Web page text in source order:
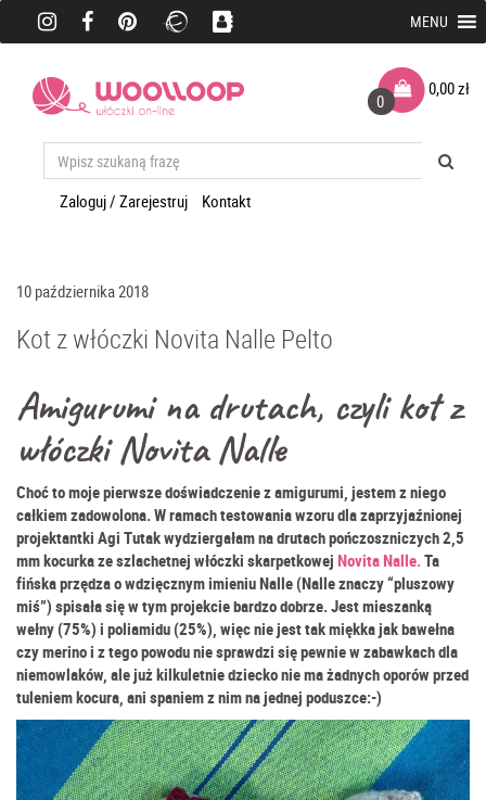
Zaloguj / Zarejestruj Kontakt
0
0,00zł
MENU
Kot z włóczki Novita Nalle Pelto
10 października 2018
Amigurumi na drutach, czyli kot z
włóczki Novita Nalle
Choć to moje pierwsze doświadczenie z amigurumi, jestem z niego
całkiem zadowolona. W ramach testowania wzoru dla zaprzyjaźnionej
projektantki Agi Tutak wydziergałam na drutach pończoszniczych 2,5
mm kocurka ze szlachetnej włóczki skarpetkowej Novita Nalle.Ta
fińska przędza o wdzięcznym imieniu Nalle (Nalle znaczy “pluszowy
miś”) spisała się w tym projekcie bardzo dobrze. Jest mieszanką
wełny (75%) i poliamidu (25%), więc nie jest tak miękka jak bawełna
czy merino i z tego powodu nie sprawdzi się pewnie w zabawkach dla
niemowlaków, ale już kilkuletnie dziecko nie ma żadnych oporów przed
tuleniem kocura, ani spaniem z nim na jednej poduszce:-)